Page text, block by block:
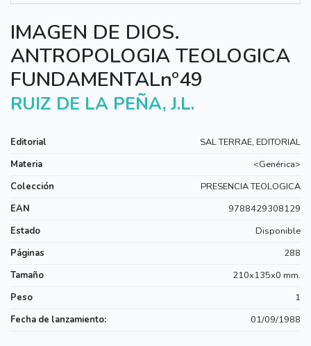
IMAGEN DE DIOS.
ANTROPOLOGIA TEOLOGICA
FUNDAMENTALnº49
RUIZ DE LA PEÑA, J.L.
Editorial
SAL TERRAE, EDITORIAL
Materia
<Genérica>
Colección
PRESENCIA TEOLOGICA
EAN
9788429308129
Estado
Disponible
Páginas
288
Tamaño
210x135x0 mm.
Peso
1
Fecha de lanzamiento:
01/09/1988